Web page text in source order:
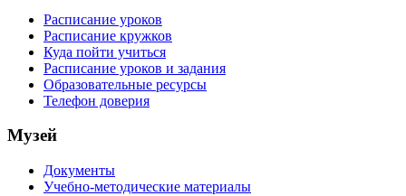
Расписание уроков
Расписание кружков
Куда пойти учиться
Расписание уроков и задания
Образовательные ресурсы
Телефон доверия
Музей
Документы
Учебно-методические материалы